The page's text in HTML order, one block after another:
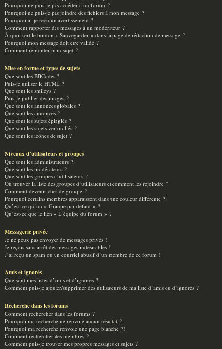
Pourquoi ne puis-je pas accéder à un forum ?
Pourquoi ne puis-je pas joindre des fichiers à mon message ?
Pourquoi ai-je reçu un avertissement ?
Comment rapporter des messages à un modérateur ?
À quoi sert le bouton « Sauvegarder » dans la page de rédaction de message ?
Pourquoi mon message doit être validé ?
Comment remonter mon sujet ?
Mise en forme et types de sujets
Que sont les BBCodes ?
Puis-je utiliser le HTML ?
Que sont les smileys ?
Puis-je publier des images ?
Que sont les annonces globales ?
Que sont les annonces ?
Que sont les sujets épinglés ?
Que sont les sujets verrouillés ?
Que sont les icônes de sujet ?
Niveaux d’utilisateurs et groupes
Que sont les administrateurs ?
Que sont les modérateurs ?
Que sont les groupes d’utilisateurs ?
Où trouver la liste des groupes d’utilisateurs et comment les rejoindre ?
Comment devenir chef de groupe ?
Pourquoi certains membres apparaissent dans une couleur différente ?
Qu’est-ce qu’un « Groupe par défaut » ?
Qu’est-ce que le lien « L’équipe du forum » ?
Messagerie privée
Je ne peux pas envoyer de messages privés !
Je reçois sans arrêt des messages indésirables !
J’ai reçu un spam ou un courriel abusif d’un membre de ce forum !
Amis et ignorés
Que sont mes listes d’amis et d’ignorés ?
Comment puis-je ajouter/supprimer des utilisateurs de ma liste d’amis ou d’ignorés ?
Recherche dans les forums
Comment rechercher dans les forums ?
Pourquoi ma recherche ne renvoie aucun résultat ?
Pourquoi ma recherche renvoie une page blanche ?!
Comment rechercher des membres ?
Comment puis-je trouver mes propres messages et sujets ?